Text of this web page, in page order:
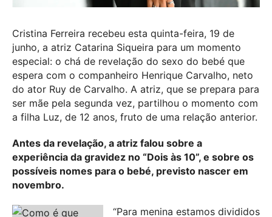
Cristina Ferreira recebeu esta quinta-feira, 19 de
junho, a atriz Catarina Siqueira para um momento
especial: o chá de revelação do sexo do bebé que
espera com o companheiro Henrique Carvalho, neto
do ator Ruy de Carvalho. A atriz, que se prepara para
ser mãe pela segunda vez, partilhou o momento com
a filha Luz, de 12 anos, fruto de uma relação anterior.
Antes da revelação, a atriz falou sobre a
experiência da gravidez no “Dois às 10”, e sobre os
possíveis nomes para o bebé, previsto nascer em
novembro.
“Para menina estamos divididos